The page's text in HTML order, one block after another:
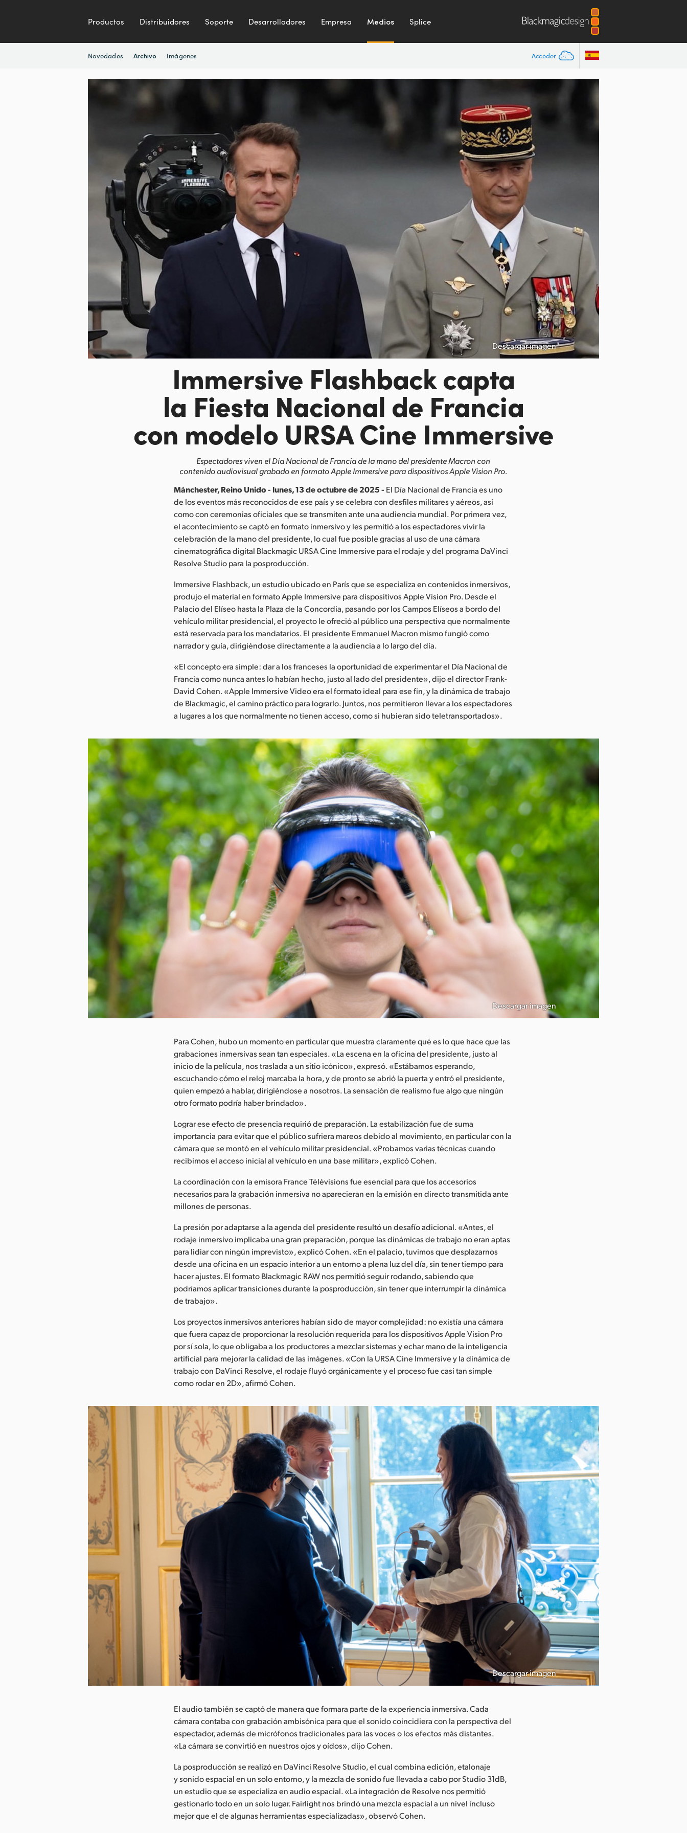
Productos Distribuidores Soporte Desarrolladores Empresa Medios Splice
Acceder
Novedades Archivo Imágenes
Descargar imagen
Immersive Flashback capta
la Fiesta Nacional de Francia
con modelo URSA Cine Immersive
Espectadores viven el Día Nacional de Francia de la mano del presidente Macron con
contenido audiovisual grabado en formato Apple Immersive para dispositivos Apple Vision Pro.
Mánchester, Reino Unido - lunes, 13 de octubre de 2025 - El Día Nacional de Francia es uno
de los eventos más reconocidos de ese país y se celebra con desfiles militares y aéreos, así
como con ceremonias oficiales que se transmiten ante una audiencia mundial. Por primera vez,
el acontecimiento se captó en formato inmersivo y les permitió a los espectadores vivir la
celebración de la mano del presidente, lo cual fue posible gracias al uso de una cámara
cinematográfica digital Blackmagic URSA Cine Immersive para el rodaje y del programa DaVinci
Resolve Studio para la posproducción.
Immersive Flashback, un estudio ubicado en París que se especializa en contenidos inmersivos,
produjo el material en formato Apple Immersive para dispositivos Apple Vision Pro. Desde el
Palacio del Elíseo hasta la Plaza de la Concordia, pasando por los Campos Elíseos a bordo del
vehículo militar presidencial, el proyecto le ofreció al público una perspectiva que normalmente
está reservada para los mandatarios. El presidente Emmanuel Macron mismo fungió como
narrador y guía, dirigiéndose directamente a la audiencia a lo largo del día.
«El concepto era simple: dar a los franceses la oportunidad de experimentar el Día Nacional de
Francia como nunca antes lo habían hecho, justo al lado del presidente», dijo el director Frank-
David Cohen. «Apple Immersive Video era el formato ideal para ese fin, y la dinámica de trabajo
de Blackmagic, el camino práctico para lograrlo. Juntos, nos permitieron llevar a los espectadores
a lugares a los que normalmente no tienen acceso, como si hubieran sido teletransportados».
Descargar imagen
Para Cohen, hubo un momento en particular que muestra claramente qué es lo que hace que las
grabaciones inmersivas sean tan especiales. «La escena en la oficina del presidente, justo al
inicio de la película, nos traslada a un sitio icónico», expresó. «Estábamos esperando,
escuchando cómo el reloj marcaba la hora, y de pronto se abrió la puerta y entró el presidente,
quien empezó a hablar, dirigiéndose a nosotros. La sensación de realismo fue algo que ningún
otro formato podría haber brindado».
Lograr ese efecto de presencia requirió de preparación. La estabilización fue de suma
importancia para evitar que el público sufriera mareos debido al movimiento, en particular con la
cámara que se montó en el vehículo militar presidencial. «Probamos varias técnicas cuando
recibimos el acceso inicial al vehículo en una base militar», explicó Cohen.
La coordinación con la emisora France Télévisions fue esencial para que los accesorios
necesarios para la grabación inmersiva no aparecieran en la emisión en directo transmitida ante
millones de personas.
La presión por adaptarse a la agenda del presidente resultó un desafío adicional. «Antes, el
rodaje inmersivo implicaba una gran preparación, porque las dinámicas de trabajo no eran aptas
para lidiar con ningún imprevisto», explicó Cohen. «En el palacio, tuvimos que desplazarnos
desde una oficina en un espacio interior a un entorno a plena luz del día, sin tener tiempo para
hacer ajustes. El formato Blackmagic RAW nos permitió seguir rodando, sabiendo que
podríamos aplicar transiciones durante la posproducción, sin tener que interrumpir la dinámica
de trabajo».
Los proyectos inmersivos anteriores habían sido de mayor complejidad: no existía una cámara
que fuera capaz de proporcionar la resolución requerida para los dispositivos Apple Vision Pro
por sí sola, lo que obligaba a los productores a mezclar sistemas y echar mano de la inteligencia
artificial para mejorar la calidad de las imágenes. «Con la URSA Cine Immersive y la dinámica de
trabajo con DaVinci Resolve, el rodaje fluyó orgánicamente y el proceso fue casi tan simple
como rodar en 2D», afirmó Cohen.
Descargar imagen
El audio también se captó de manera que formara parte de la experiencia inmersiva. Cada
cámara contaba con grabación ambisónica para que el sonido coincidiera con la perspectiva del
espectador, además de micrófonos tradicionales para las voces o los efectos más distantes.
«La cámara se convirtió en nuestros ojos y oídos», dijo Cohen.
La posproducción se realizó en DaVinci Resolve Studio, el cual combina edición, etalonaje
y sonido espacial en un solo entorno, y la mezcla de sonido fue llevada a cabo por Studio 31dB,
un estudio que se especializa en audio espacial. «La integración de Resolve nos permitió
gestionarlo todo en un solo lugar. Fairlight nos brindó una mezcla espacial a un nivel incluso
mejor que el de algunas herramientas especializadas», observó Cohen.